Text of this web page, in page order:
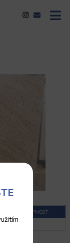
DOSTUPNOST